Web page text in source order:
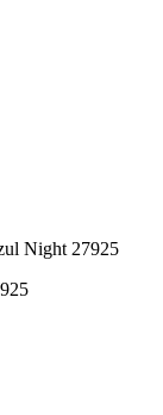
Night 27925